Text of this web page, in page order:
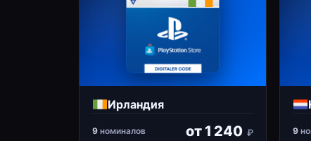
Ирландия
9 номиналов от 1 240 ₽ 9